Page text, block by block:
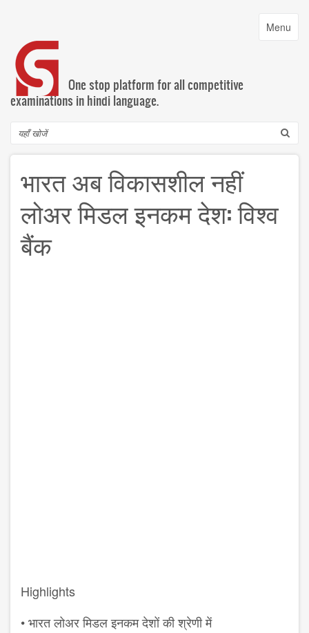
content
Toggle
Menu
One stop platform for all competitive
examinations in hindi language.
Search
भारत अब विकासशील नहीं
लोअर मिडल इनकम देश: विश्व
बैंक
Highlights
• भारत लोअर मिडल इनकम देशों की श्रेणी में